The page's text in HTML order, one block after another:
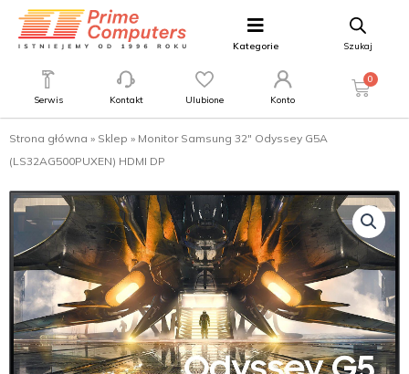
Kategorie Szukaj
Serwis Kontakt Ulubione Konto
0
Strona główna » Sklep » Monitor Samsung 32″ Odyssey G5A
(LS32AG500PUXEN) HDMI DP